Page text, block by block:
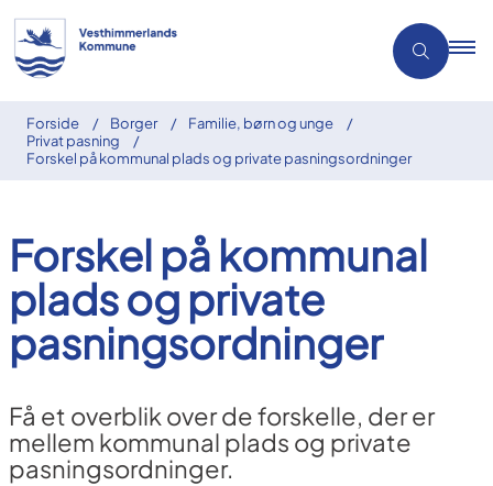
Forside Borger
Familie, børn og unge
Privat pasning
Forskel på kommunal plads og private pasningsordninger
Forskel på kommunal
plads og private
pasningsordninger
Få et overblik over de forskelle, der er
mellem kommunal plads og private
pasningsordninger.